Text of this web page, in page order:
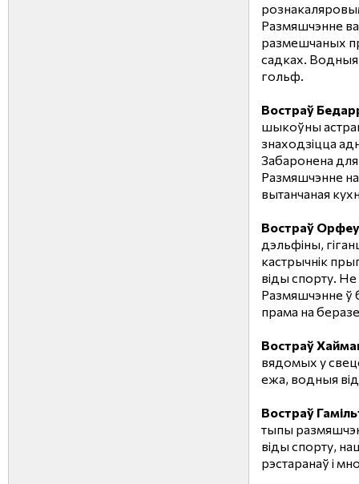
Размяшчэнне
размешчаных
садках. Водныя
гольф.
Востраў
шыкоўны
знаходзіцца
Забаронена
Размяшчэнне на
вытанчаная
Востраў
дэльфіны,
кастрычнік
віды спорту.
Размяшчэнне ў
прама на
Востраў
вядомых у
ежа, водныя
Востраў
тыпы
віды спорту,
рэстаранаў і